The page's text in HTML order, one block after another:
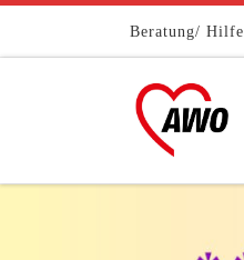
Zum Inhalt springenBeratung/ Hilfe